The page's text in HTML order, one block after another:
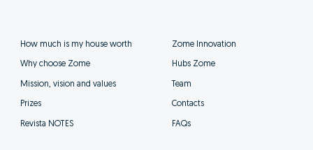
How much is my house worth
Why choose Zome
Mission, vision and values
Prizes
Revista NOTES
Zome Innovation
Hubs Zome
Team
Contacts
FAQs